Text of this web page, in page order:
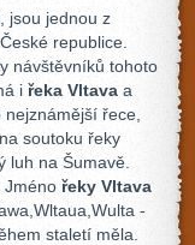
, jsou jednou z
republice.
návštěvníků tohoto
i řeka Vltava a
řece,
soutoku řeky
luh na Šumavě.
Jméno řeky Vltava
-
staletí měla.